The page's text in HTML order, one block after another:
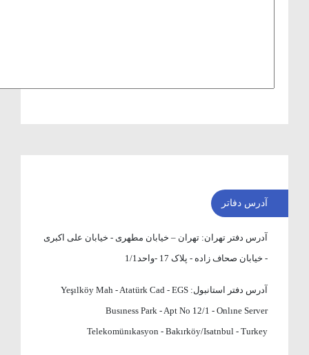
آدرس دفاتر
آدرس دفتر تهران: تهران – خیابان مطهری - خیابان علی اکبری
- خیابان صحاف زاده - پلاک 17 -واحد1/1
آدرس دفتر استانبول: Yeşılköy Mah - Atatürk Cad - EGS
Busıness Park - Apt No 12/1 - Onlıne Server
Telekomünıkasyon - Bakırköy/Isatnbul - Turkey